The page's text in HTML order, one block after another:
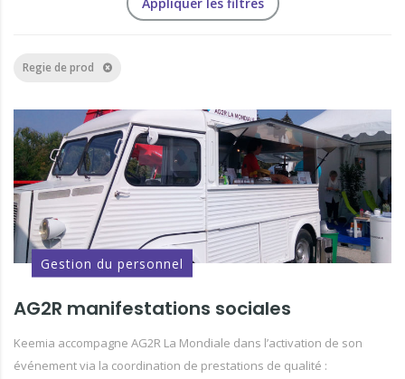
Regie de prod
Gestion du personnel
AG2R manifestations sociales
Keemia accompagne AG2R La Mondiale dans l’activation de son
événement via la coordination de prestations de qualité :